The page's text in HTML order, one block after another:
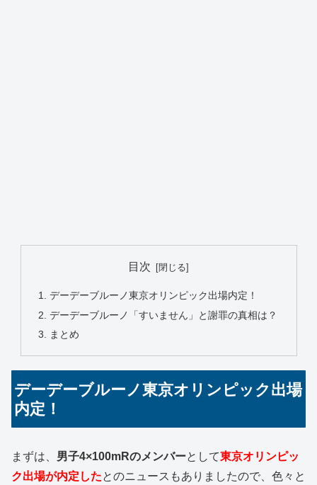
目次
デーデーブルーノ東京オリンピック出場内定！
デーデーブルーノ「すいません」と謝罪の真相は？
まとめ
デーデーブルーノ東京オリンピック出場
内定！
まずは、 男子4×100mRのメンバーとして東京オリンピッ
ク出場が内定したとのニュースもありましたので、色々と